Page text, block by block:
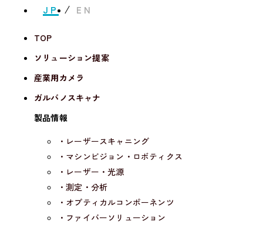
JP EN
TOP
ソリューション提案
産業用カメラ
ガルバノスキャナ
製品情報
・レーザースキャニング
・マシンビジョン・ロボティクス
・レーザー・光源
・測定・分析
・オプティカルコンポーネンツ
・ファイバーソリューション